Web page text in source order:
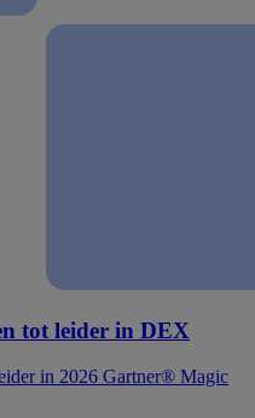
tot leider in DEX
in 2026 Gartner® Magic